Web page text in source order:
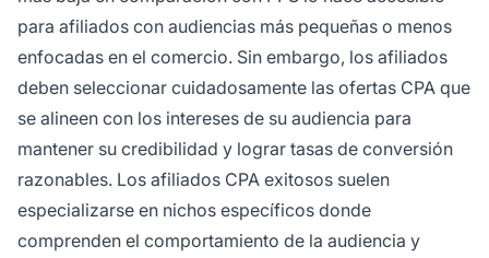
para afiliados con audiencias más pequeñas o menos
enfocadas en el comercio. Sin embargo, los afiliados
deben seleccionar cuidadosamente las ofertas CPA que
se alineen con los intereses de su audiencia para
mantener su credibilidad y lograr tasas de conversión
razonables. Los afiliados CPA exitosos suelen
especializarse en nichos específicos donde
comprenden el comportamiento de la audiencia y